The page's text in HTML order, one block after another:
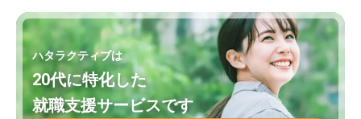
ハタラクティブは
20代に特化した
就職支援サービスです